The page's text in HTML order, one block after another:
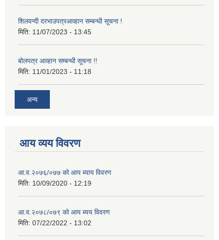
शिलवन्दी दरभाउपत्रआव्हान सम्बन्धी सूचना !
मिति: 11/07/2023 - 13:45
बोलपत्र आव्हान सम्बन्धी सूचना !!
मिति: 11/01/2023 - 11:18
अन्य
आय व्यय विवरण
आ.व.२०७६/०७७ को आय ब्याय विवरण
मिति: 10/09/2020 - 12:19
आ.व.२०७८/०७९ को आय ब्यय विवरण
मिति: 07/22/2022 - 13:02